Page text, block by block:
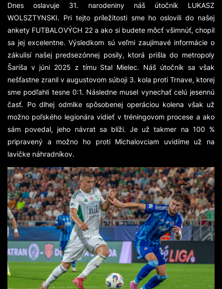
Dnes oslavuje 31. narodeniny náš útočník LUKASZ
WOLSZTYNSKI. Pri tejto príležitosti sme ho oslovili do našej
ankety FUTBALOVÝCH 22 a ako si budete môcť všimnúť, chopil
sa jej excelentne. Výsledkom sú veľmi zaujímavé informácie o
zákulisí našej predsezónnej posily, ktorá prišla do metropoly
Šariša v júni 2025 z tímu Stal Mielec. Náš útočník sa však
nešťastne zranil v augustovom súboji 3. kola proti Trnave, ktorej
sme podľahli tesne 0:1. Následne musel vynechať celú jesennú
časť. Po dlhej odmlke spôsobenej operáciou kolena však už
možno poľského legionára vidieť v tréningovom procese a ako
sám povedal, jeho návrat sa blíži. Je už takmer na 100 %
pripravený a možno ho proti Michalovciam uvidíme už na
lavičke náhradníkov.